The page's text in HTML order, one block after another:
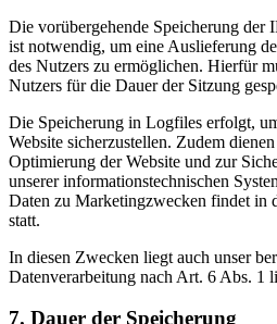
Die vorübergehende Speicherung der
ist notwendig, um eine Auslieferung
des Nutzers zu ermöglichen. Hierfür
Nutzers für die Dauer der Sitzung
Die Speicherung in Logfiles erfolgt,
Website sicherzustellen. Zudem
Optimierung der Website und zur
unserer informationstechnischen
Daten zu Marketingzwecken findet in
statt.
In diesen Zwecken liegt auch unser
Datenverarbeitung nach Art. 6 Abs. 1
7. Dauer der Speicherung